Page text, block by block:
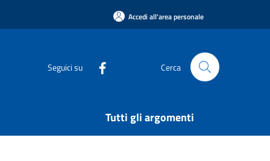
Accedi all'area personale
Seguici su Cerca
Tutti gli argomenti